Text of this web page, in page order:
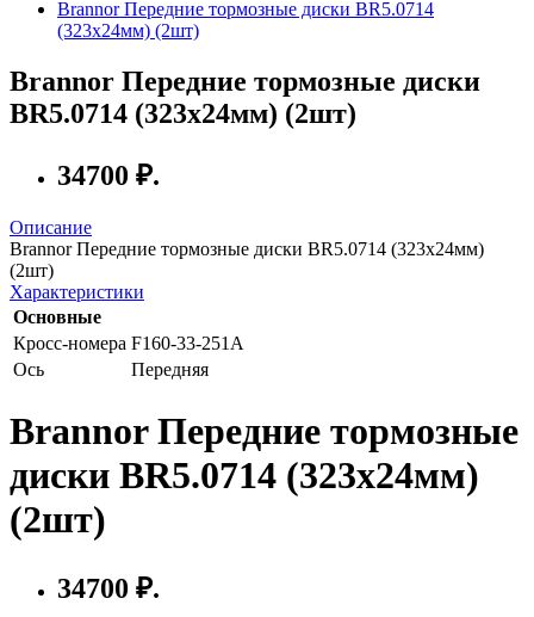
Brannor Передние тормозные диски BR5.0714
(323x24мм) (2шт)
Brannor Передние тормозные диски
BR5.0714 (323x24мм) (2шт)
34700 ₽.
Описание
Brannor Передние тормозные диски BR5.0714 (323x24мм)
(2шт)
Характеристики
Основные
Кросс-номера F160-33-251A
Ось
Передняя
Brannor Передние тормозные
диски BR5.0714 (323x24мм)
(2шт)
34700 ₽.